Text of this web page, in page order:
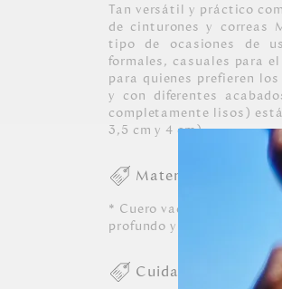
Tan versátil y práctico
de cinturones y correas
tipo de ocasiones de
formales, casuales para
para quienes prefieren
y con diferentes
completamente lisos)
3,5 cm y 4 cm).
Materiales
* Cuero vacuno con
profundo y
Cuidados